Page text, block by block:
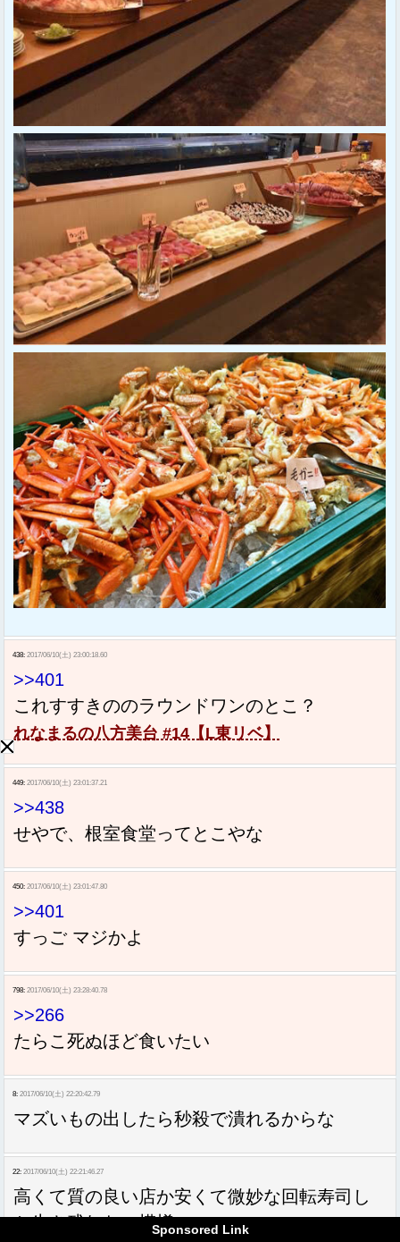
438: 2017/06/10(土) 23:00:18.60
>>401
これすすきののラウンドワンのとこ？
れなまるの八方美台 #14【L東リベ】
449: 2017/06/10(土) 23:01:37.21
>>438
せやで、根室食堂ってとこやな
450: 2017/06/10(土) 23:01:47.80
>>401
すっご マジかよ
798: 2017/06/10(土) 23:28:40.78
>>266
たらこ死ぬほど食いたい
8: 2017/06/10(土) 22:20:42.79
マズいもの出したら秒殺で潰れるからな
22: 2017/06/10(土) 22:21:46.27
高くて質の良い店か安くて微妙な回転寿司し
か生き残れない模様Sponsored Link